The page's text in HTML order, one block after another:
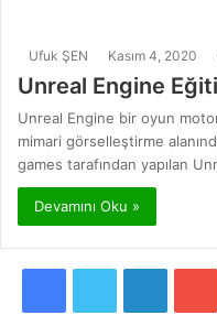
Ufuk ŞEN Kasım 4, 2020
Unreal Engine
Unreal Engine bir oyun
mimari görselleştirme
games tarafından yapılan
Devamını Oku »